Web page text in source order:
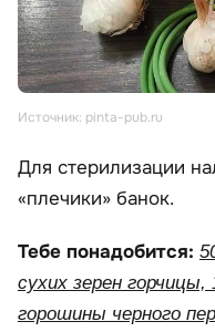
Источник: pinta-pub.ru
Для стерилизации
«плечики» банок.
Тебе понадобится:
сухих зерен
горошины черного